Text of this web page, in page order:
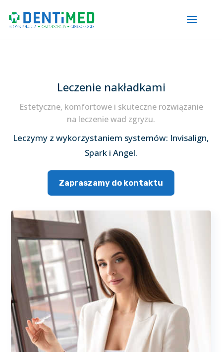
Leczenie nakładkami
Estetyczne, komfortowe i skuteczne rozwiązanie
na leczenie wad zgryzu.
Leczymy z wykorzystaniem systemów: Invisalign,
Spark i Angel.
Zapraszamy do kontaktu